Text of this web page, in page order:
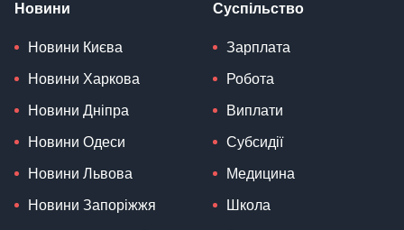
Новини
Новини Києва
Новини Харкова
Новини Дніпра
Новини Одеси
Новини Львова
Новини Запоріжжя
Суспільство
Зарплата
Робота
Виплати
Субсидії
Медицина
Школа